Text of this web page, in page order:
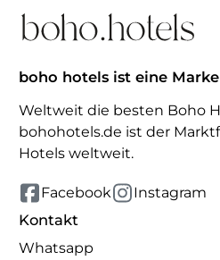
boho hotels ist eine
Weltweit die besten Boho
bohohotels.de ist der
Hotels weltweit.
Facebook Instagram
Kontakt
Whatsapp